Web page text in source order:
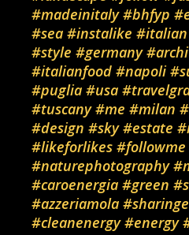
#madeinitaly #bhfyp
#sea #instalike #italian
#style #germany
#italianfood #napoli
#puglia #usa
#tuscany #me #milan
#design #sky #estate
#likeforlikes #followme
#naturephotography
#caroenergia #green
#azzeriamola
#cleanenergy #energy